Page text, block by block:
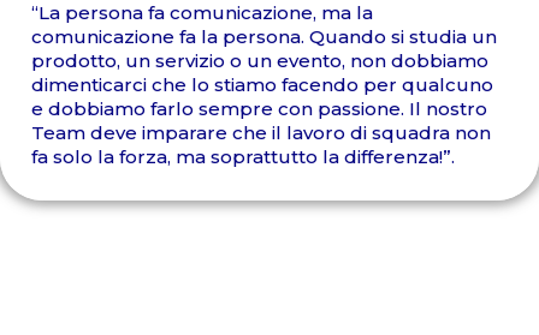
“La persona fa comunicazione, ma la
comunicazione fa la persona. Quando si studia un
prodotto, un servizio o un evento, non dobbiamo
dimenticarci che lo stiamo facendo per qualcuno
e dobbiamo farlo sempre con passione. Il nostro
Team deve imparare che il lavoro di squadra non
fa solo la forza, ma soprattutto la differenza!”.